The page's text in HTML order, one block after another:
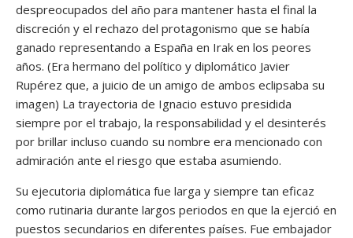
despreocupados del año para mantener hasta el final la
discreción y el rechazo del protagonismo que se había
ganado representando a España en Irak en los peores
años. (Era hermano del político y diplomático Javier
Rupérez que, a juicio de un amigo de ambos eclipsaba su
imagen) La trayectoria de Ignacio estuvo presidida
siempre por el trabajo, la responsabilidad y el desinterés
por brillar incluso cuando su nombre era mencionado con
admiración ante el riesgo que estaba asumiendo.
Su ejecutoria diplomática fue larga y siempre tan eficaz
como rutinaria durante largos periodos en que la ejerció en
puestos secundarios en diferentes países. Fue embajador